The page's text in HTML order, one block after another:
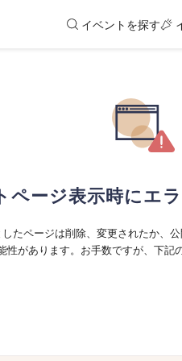
イベントを探す
ページ表示時にエ
たページは削除、変更されたか、
性があります。お手数ですが、下記